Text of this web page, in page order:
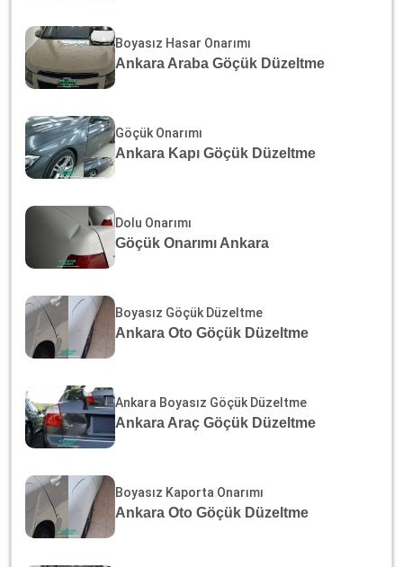
Boyasız Hasar Onarımı
Ankara Araba Göçük Düzeltme
Göçük Onarımı
Ankara Kapı Göçük Düzeltme
Dolu Onarımı
Göçük Onarımı Ankara
Boyasız Göçük Düzeltme
Ankara Oto Göçük Düzeltme
Ankara Boyasız Göçük Düzeltme
Ankara Araç Göçük Düzeltme
Boyasız Kaporta Onarımı
Ankara Oto Göçük Düzeltme